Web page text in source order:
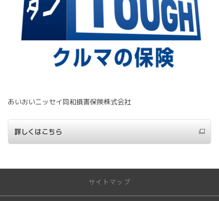
あいおいニッセイ同和損害保険株式会社
詳しくはこちら
サイトマップ